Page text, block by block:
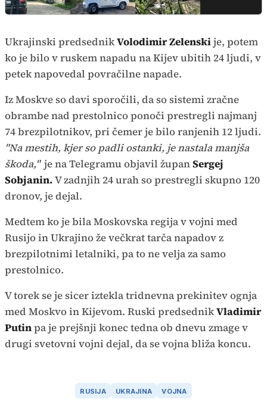
Ukrajinski predsednikVolodimir Zelenskije, potem
ko je bilo v ruskem napadu na Kijev ubitih 24 ljudi, v
petek napovedal povračilne napade.
Iz Moskve so davi sporočili, da so sistemi zračne
obrambe nad prestolnico ponoči prestregli najmanj
74 brezpilotnikov, pri čemer je bilo ranjenih 12 ljudi.
"Na mestih, kjer so padli ostanki, je nastala manjša
škoda," je na Telegramu objavil županSergej
Sobjanin.V zadnjih 24 urah so prestregli skupno 120
dronov, je dejal.
Medtem ko je bila Moskovska regija v vojni med
Rusijo in Ukrajino že večkrat tarča napadov z
brezpilotnimi letalniki, pa to ne velja za samo
prestolnico.
V torek se je sicer iztekla tridnevna prekinitev ognja
med Moskvo in Kijevom. Ruski predsednikVladimir
Putinpa je prejšnji konec tedna ob dnevu zmage v
drugi svetovni vojni dejal, da se vojna bliža koncu.
RUSIJA UKRAJINA VOJNA